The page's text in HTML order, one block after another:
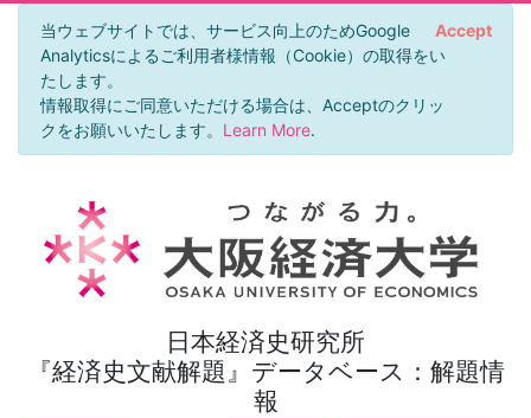
当ウェブサイトでは、サービス向上のためGoogle
Analyticsによるご利用者様情報（Cookie）の取得をい
たします。
情報取得にご同意いただける場合は、Acceptのクリッ
クをお願いいたします。 Learn More.
Accept
日本経済史研究所
『経済史文献解題』データベース：解題情
報